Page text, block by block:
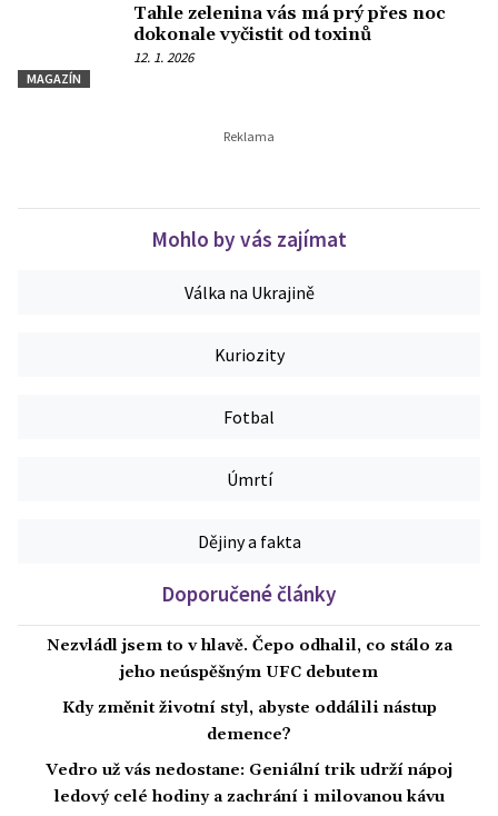
MAGAZÍN
Tahle zelenina vás má prý přes noc
dokonale vyčistit od toxinů
12. 1. 2026
Mohlo by vás zajímat
Válka na Ukrajině
Kuriozity
Fotbal
Úmrtí
Dějiny a fakta
Doporučené články
Nezvládl jsem to v hlavě. Čepo odhalil, co stálo za
jeho neúspěšným UFC debutem
Kdy změnit životní styl, abyste oddálili nástup
demence?
Vedro už vás nedostane: Geniální trik udrží nápoj
ledový celé hodiny a zachrání i milovanou kávu